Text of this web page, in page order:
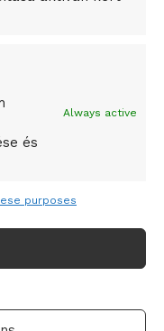
és
Always active
purposes
kinevezték
– Birkózó